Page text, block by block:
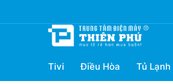
Tivi Điều Hòa Tủ Lạnh